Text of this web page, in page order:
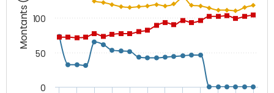
Montants (€)
0
50
100